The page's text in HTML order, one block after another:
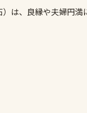
は、良縁や夫婦円満